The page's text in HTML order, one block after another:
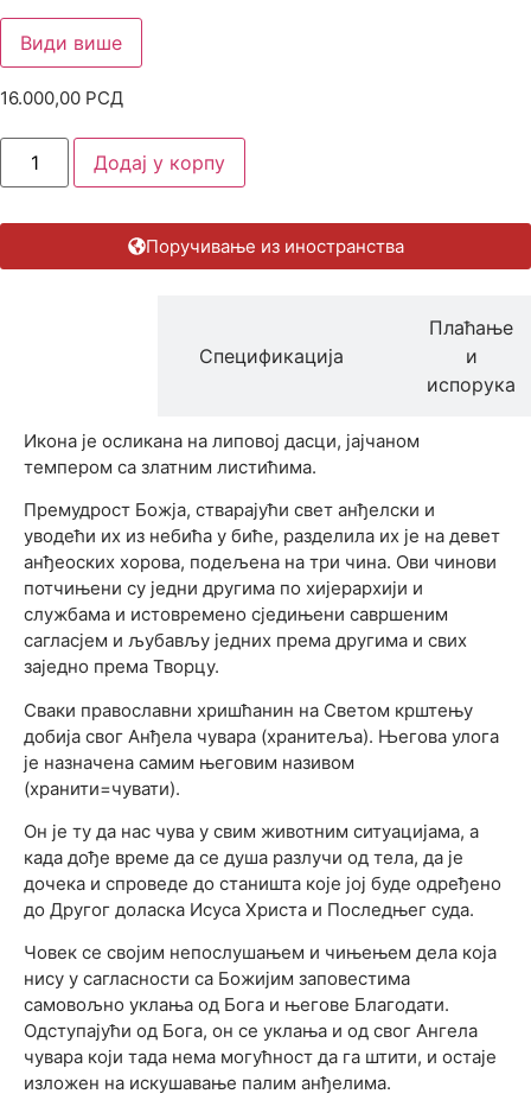
Види више
16.000,00 РСД
Додај у корпу
Поручивање из иностранства
Спецификација
Плаћање
и
испорука
Икона је осликана на липовој дасци, јајчаном
темпером са златним листићима.
Премудрост Божја, стварајући свет анђелски и
уводећи их из небића у биће, разделила их је на девет
анђеоских хорова, подељена на три чина. Ови чинови
потчињени су једни другима по хијерархији и
службама и истовремено сједињени савршеним
сагласјем и љубављу једних према другима и свих
заједно према Творцу.
Сваки православни хришћанин на Светом крштењу
добија свог Анђела чувара (хранитеља). Његова улога
је назначена самим његовим називом
(хранити=чувати).
Он је ту да нас чува у свим животним ситуацијама, а
када дође време да се душа разлучи од тела, да је
дочека и спроведе до станишта које јој буде одређено
до Другог доласка Исуса Христа и Последњег суда.
Човек се својим непослушањем и чињењем дела која
нису у сагласности са Божијим заповестима
самовољно уклања од Бога и његове Благодати.
Одступајући од Бога, он се уклања и од свог Ангела
чувара који тада нема могућност да га штити, и остаје
изложен на искушавање палим анђелима.